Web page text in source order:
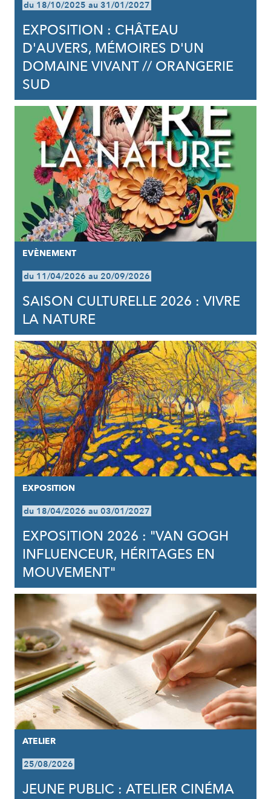
du 18/10/2025 au 31/01/2027
EXPOSITION : CHÂTEAU
D'AUVERS, MÉMOIRES D'UN
DOMAINE VIVANT // ORANGERIE
SUD
EVÈNEMENT
du 11/04/2026 au 20/09/2026
SAISON CULTURELLE 2026 : VIVRE
LA NATURE
EXPOSITION
du 18/04/2026 au 03/01/2027
EXPOSITION 2026 : "VAN GOGH
INFLUENCEUR, HÉRITAGES EN
MOUVEMENT"
ATELIER
25/08/2026
JEUNE PUBLIC : ATELIER CINÉMA